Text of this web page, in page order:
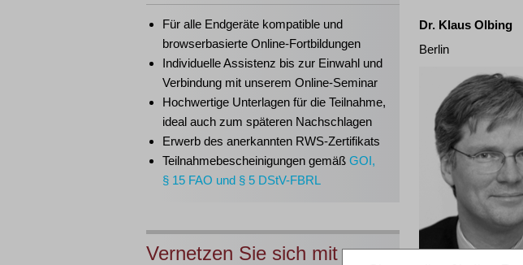
Für alle Endgeräte kompatible und
browserbasierte Online-Fortbildungen
Individuelle Assistenz bis zur Einwahl und
Verbindung mit unserem Online-Seminar
Hochwertige Unterlagen für die Teilnahme,
ideal auch zum späteren Nachschlagen
Erwerb des anerkannten RWS-Zertifikats
Teilnahmebescheinigungen gemäß GOI,
§ 15 FAO und § 5 DStV-FBRL
Vernetzen Sie sich mit uns
Dr. Klaus Olbing
Berlin